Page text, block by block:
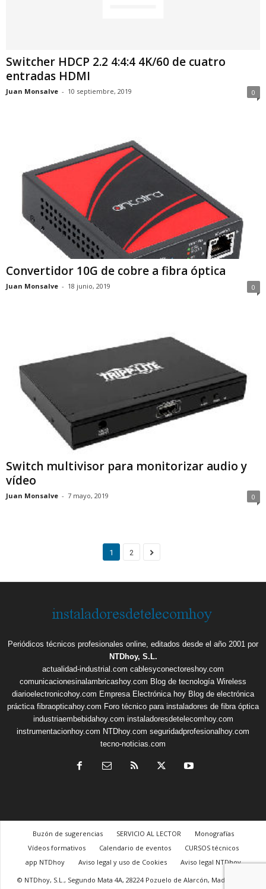
Switcher HDCP 2.2 4:4:4 4K/60 de cuatro
entradas HDMI
Juan Monsalve - 10 septiembre, 2019 0
Convertidor 10G de cobre a fibra óptica
Juan Monsalve - 18 junio, 2019 0
Switch multivisor para monitorizar audio y
vídeo
Juan Monsalve - 7 mayo, 2019 0
1 2
Periódicos técnicos profesionales online, editados desde el año 2001 por
NTDhoy, S.L.
actualidad-industrial.com cablesyconectoreshoy.com
comunicacionesinalambricashoy.com Blog de tecnología Wireless
diarioelectronicohoy.com Empresa Electrónica hoy Blog de electrónica
práctica fibraopticahoy.com Foro técnico para instaladores de fibra óptica
industriaembebidahoy.com instaladoresdetelecomhoy.com
instrumentacionhoy.com NTDhoy.com seguridadprofesionalhoy.com
tecno-noticias.com
Buzón de sugerencias SERVICIO AL LECTOR
Monografías
Vídeos formativos
Calendario de eventos
CURSOS técnicos
app NTDhoy
Aviso legal y uso de Cookies
Aviso legal NTDhoy
© NTDhoy, S.L., Segundo Mata 4A, 28224 Pozuelo de Alarcón, Madrid, +34